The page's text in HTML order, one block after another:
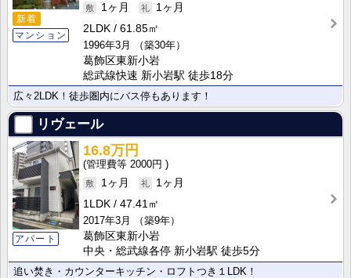
新着
マンション
1ヶ月
1ヶ月
2LDK
61.85㎡
1996年3月
（築30年）
葛飾区東新小岩
総武線快速 新小岩駅 徒歩18分
広々2LDK！徒歩圏内にバス停もあります！
リヴェール
アパート
16.8万円
2000円
1ヶ月
1ヶ月
1LDK
47.41㎡
2017年3月
（築9年）
葛飾区東新小岩
中央・総武線各停 新小岩駅 徒歩5分
追い焚き・カウンターキッチン・ロフトつき１LDK！